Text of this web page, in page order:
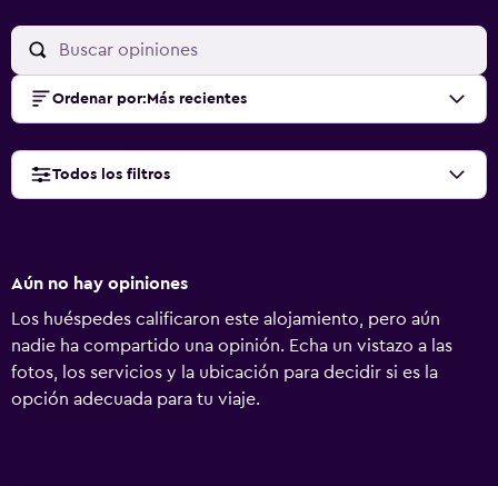
Ordenar por: Más recientes
Todos los filtros
Aún no hay opiniones
Los huéspedes calificaron este alojamiento, pero aún
nadie ha compartido una opinión. Echa un vistazo a las
fotos, los servicios y la ubicación para decidir si es la
opción adecuada para tu viaje.